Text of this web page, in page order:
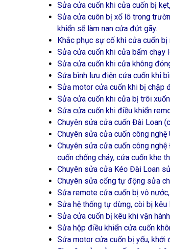
Sửa cửa cuốn khi cửa cuốn bị
Sửa cửa cuôn bị xổ lô trong
khiển sẽ làm nan cửa đứt gãy.
Khắc phục sự cố khi cửa cuốn
Sửa cửa cuốn khi cửa bấm chạy
Sửa cửa cuốn khi cửa không
Sửa bình lưu điện cửa cuốn khi
Sửa motor cửa cuốn khi bị chập
Sửa cửa cuốn khi cửa bị trôi
Sửa cửa cuốn khi điều khiển
Chuyên sửa cửa cuốn Đài Loan
Chuyên sửa cửa cuốn công
Chuyên sửa cửa cuốn công
cuốn chống cháy, cửa cuốn khe
Chuyên sửa cửa Kéo Đài Loan
Chuyên sửa cổng tự động sửa
Sửa remote cửa cuốn bị vô
Sửa hệ thống tự dừng, còi bị kêu
Sửa cửa cuốn bị kêu khi vận
Sửa hộp điều khiển cửa cuốn
Sửa motor cửa cuốn bị yếu, khởi